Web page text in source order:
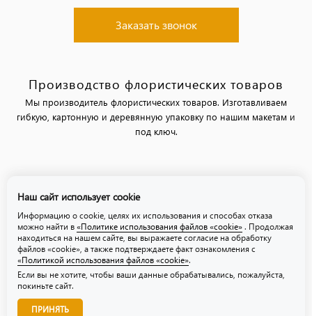
Заказать звонок
Производство флористических товаров
Мы производитель флористических товаров. Изготавливаем
гибкую, картонную и деревянную упаковку по нашим макетам и
под ключ.
Политика использования файлов «cookie»
Звоните нам!
Наш сайт использует cookie
Информацию о cookie, целях их использования и способах отказа
можно найти в «Политике использования файлов «cookie» . Продолжая
находиться на нашем сайте, вы выражаете согласие на обработку
файлов «cookie», а также подтверждаете факт ознакомления с
«Политикой использования файлов «cookie».
Если вы не хотите, чтобы ваши данные обрабатывались, пожалуйста,
покиньте сайт.
ПРИНЯТЬ